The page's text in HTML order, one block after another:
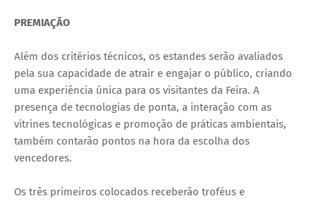
PREMIAÇÃO
Além dos critérios técnicos, os estandes serão avaliados
pela sua capacidade de atrair e engajar o público, criando
uma experiência única para os visitantes da Feira. A
presença de tecnologias de ponta, a interação com as
vitrines tecnológicas e promoção de práticas ambientais,
também contarão pontos na hora da escolha dos
vencedores.
Os três primeiros colocados receberão troféus e